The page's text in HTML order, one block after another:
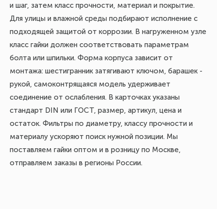
и шаг, затем класс прочности, материал и покрытие.
Для улицы и влажной среды подбирают исполнение с
подходящей защитой от коррозии. В нагруженном узле
класс гайки должен соответствовать параметрам
болта или шпильки. Форма корпуса зависит от
монтажа: шестигранник затягивают ключом, барашек -
рукой, самоконтрящаяся модель удерживает
соединение от ослабления. В карточках указаны
стандарт DIN или ГОСТ, размер, артикул, цена и
остаток. Фильтры по диаметру, классу прочности и
материалу ускоряют поиск нужной позиции. Мы
поставляем гайки оптом и в розницу по Москве,
отправляем заказы в регионы России.